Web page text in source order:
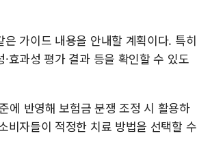
가이드 내용을 안내할 계획이다. 특히
효과성 평가 결과 등을 확인할 수 있도
에 반영해 보험금 분쟁 조정 시 활용하
비자들이 적정한 치료 방법을 선택할 수